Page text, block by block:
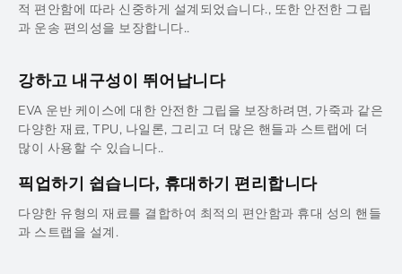
적 편안함에 따라 신중하게 설계되었습니다., 또한 안전한 그립
과 운송 편의성을 보장합니다..
강하고 내구성이 뛰어납니다
EVA 운반 케이스에 대한 안전한 그립을 보장하려면, 가죽과 같은
다양한 재료, TPU, 나일론, 그리고 더 많은 핸들과 스트랩에 더
많이 사용할 수 있습니다..
픽업하기 쉽습니다, 휴대하기 편리합니다
다양한 유형의 재료를 결합하여 최적의 편안함과 휴대 성의 핸들
과 스트랩을 설계.